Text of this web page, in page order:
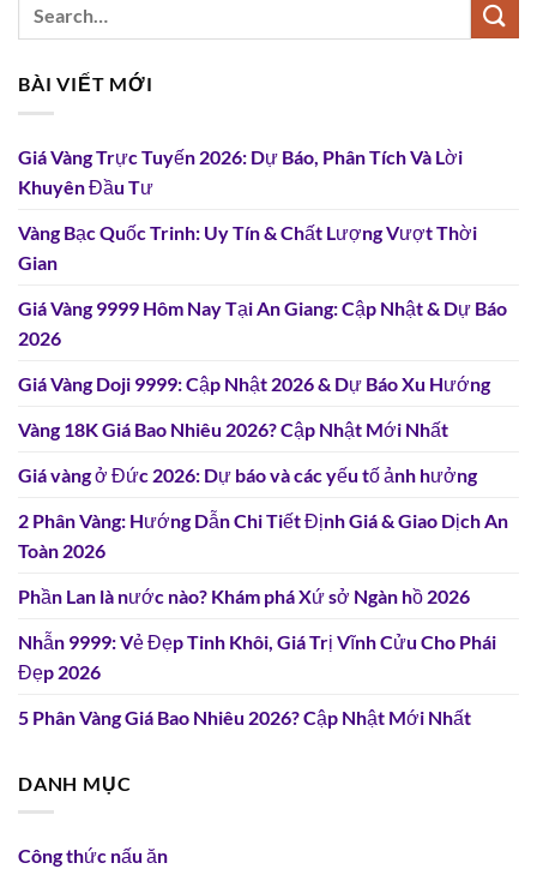
BÀI VIẾT MỚI
Giá Vàng Trực Tuyến 2026: Dự Báo, Phân Tích Và Lời
Khuyên Đầu Tư
Vàng Bạc Quốc Trinh: Uy Tín & Chất Lượng Vượt Thời
Gian
Giá Vàng 9999 Hôm Nay Tại An Giang: Cập Nhật & Dự Báo
2026
Giá Vàng Doji 9999: Cập Nhật 2026 & Dự Báo Xu Hướng
Vàng 18K Giá Bao Nhiêu 2026? Cập Nhật Mới Nhất
Giá vàng ở Đức 2026: Dự báo và các yếu tố ảnh hưởng
2 Phân Vàng: Hướng Dẫn Chi Tiết Định Giá & Giao Dịch An
Toàn 2026
Phần Lan là nước nào? Khám phá Xứ sở Ngàn hồ 2026
Nhẫn 9999: Vẻ Đẹp Tinh Khôi, Giá Trị Vĩnh Cửu Cho Phái
Đẹp 2026
5 Phân Vàng Giá Bao Nhiêu 2026? Cập Nhật Mới Nhất
DANH MỤC
Công thức nấu ăn